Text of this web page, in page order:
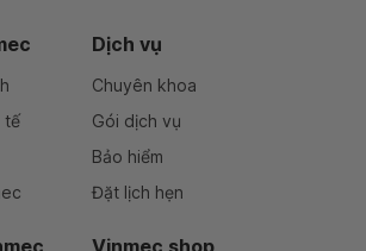
tế
Dịch vụ
Chuyên khoa
Gói dịch vụ
Bảo hiểm
Đặt lịch hẹn